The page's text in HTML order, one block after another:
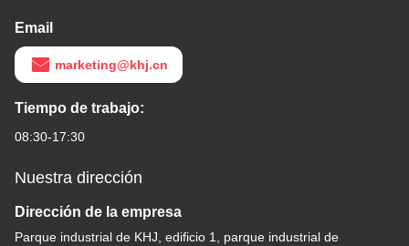
Email
marketing@khj.cn
Tiempo de trabajo:
08:30-17:30
Nuestra dirección
Dirección de la empresa
Parque industrial de KHJ, edificio 1, parque industrial de